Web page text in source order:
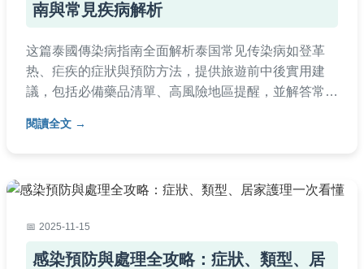
南與常見疾病解析
这篇泰國傳染病指南全面解析泰国常见传染病如登革
热、疟疾的症狀與預防方法，提供旅遊前中後實用建
議，包括必備藥品清單、高風險地區提醒，並解答常見
避免AI生成痕跡，確保實用性。
閱讀全文
2025-11-15
感染預防與處理全攻略：症狀、類型、居